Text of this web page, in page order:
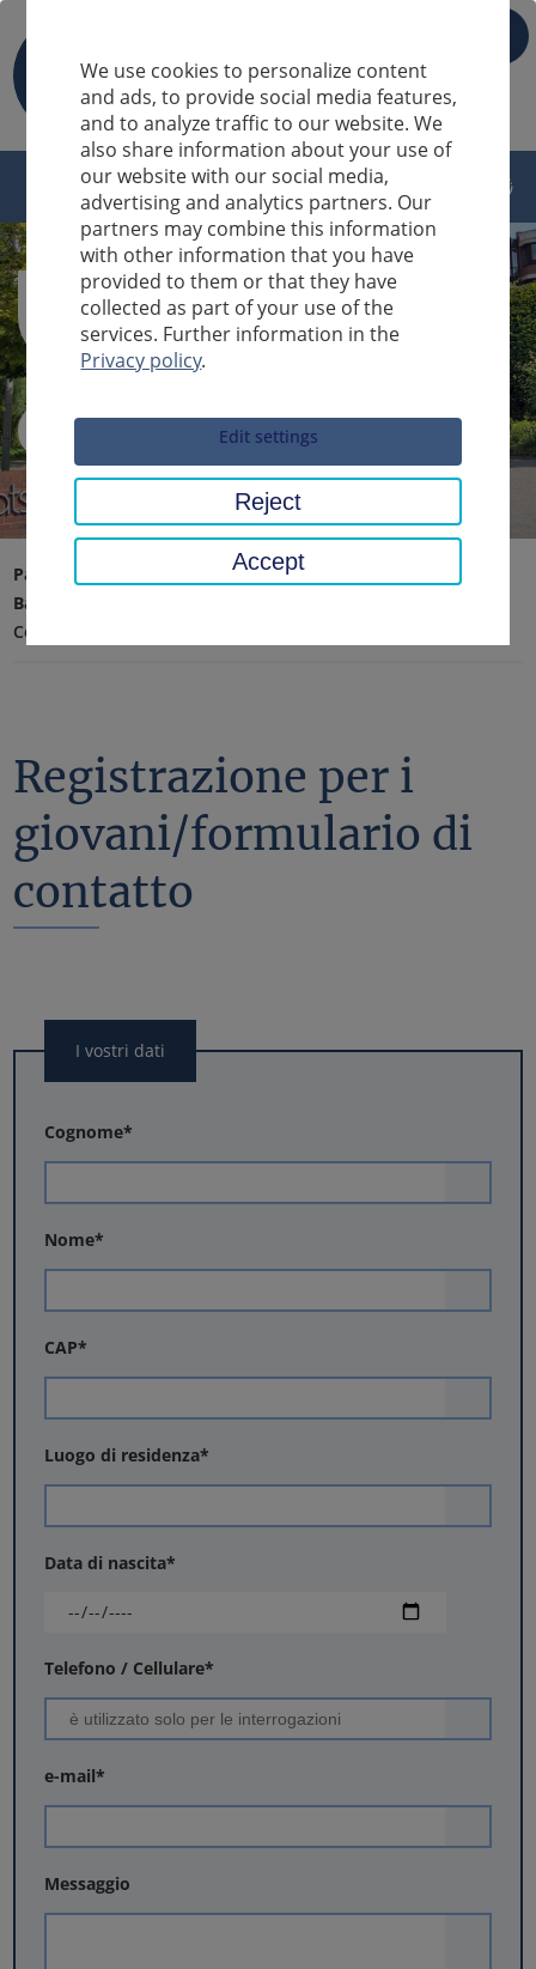
Sucheingabe
Pagina iniziale
Affari sociali, giovani, famiglia
Bambini e adolescenti
Centro di consulenza psicologica
Registrazione per i
giovani/formulario di
contatto
I vostri dati
Cognome*
Nome*
CAP*
Luogo di residenza*
Data di nascita*
Telefono / Cellulare*
e-mail*
Messaggio
We use cookies to personalize content
and ads, to provide social media features,
and to analyze traffic to our website. We
also share information about your use of
our website with our social media,
advertising and analytics partners. Our
partners may combine this information
with other information that you have
provided to them or that they have
collected as part of your use of the
services. Further information in the
Privacy policy.
Edit settings
Reject
Accept